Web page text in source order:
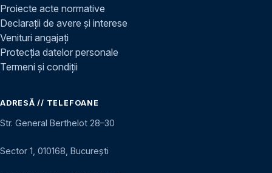
Proiecte acte normative
Declarații de avere și interese
Venituri angajați
Protecția datelor personale
Termeni și condiții
ADRESĂ // TELEFOANE
Str. General Berthelot 28–30
Sector 1, 010168, București